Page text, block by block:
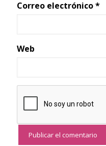
Correo electrónico*
Web